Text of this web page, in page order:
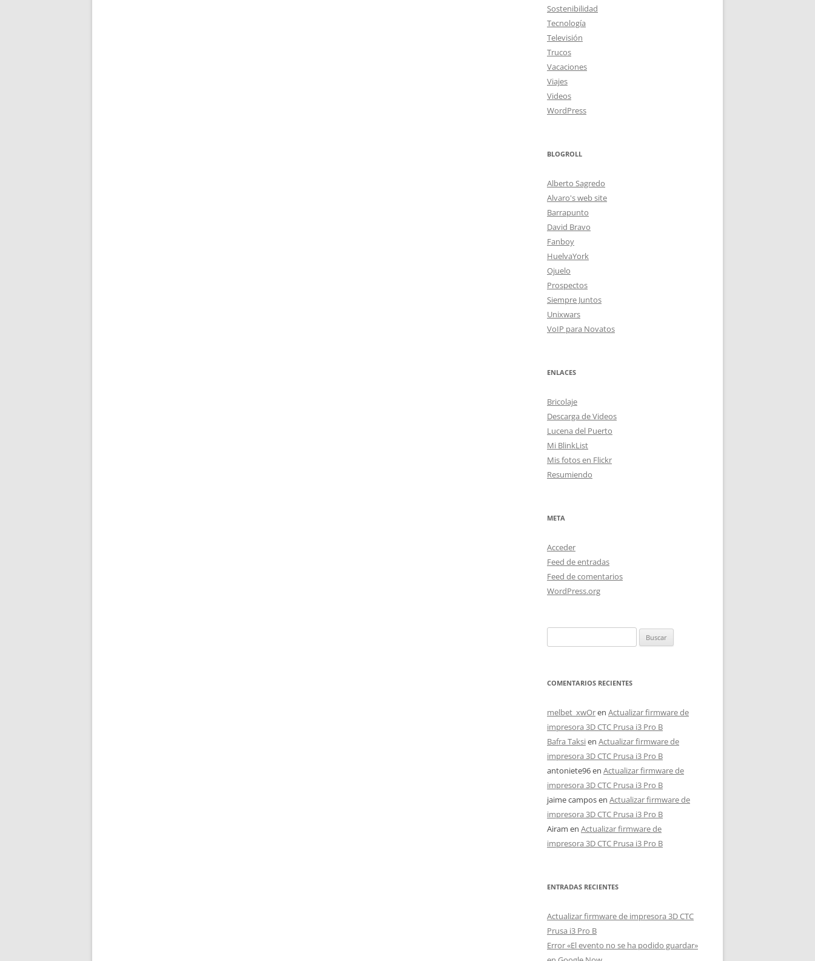
Sostenibilidad
Tecnología
Televisión
Trucos
Vacaciones
Viajes
Videos
WordPress
BLOGROLL
Alberto Sagredo
Alvaro's web site
Barrapunto
David Bravo
Fanboy
HuelvaYork
Ojuelo
Prospectos
Siempre Juntos
Unixwars
VoIP para Novatos
ENLACES
Bricolaje
Descarga de Videos
Lucena del Puerto
Mi BlinkList
Mis fotos en Flickr
Resumiendo
META
Acceder
Feed de entradas
Feed de comentarios
WordPress.org
COMENTARIOS RECIENTES
melbet_xwOren Actualizar firmware de
impresora 3D CTC Prusa i3 Pro B
Bafra Taksien Actualizar firmware de
impresora 3D CTC Prusa i3 Pro B
antoniete96en Actualizar firmware de
impresora 3D CTC Prusa i3 Pro B
jaime camposen Actualizar firmware de
impresora 3D CTC Prusa i3 Pro B
Airam en Actualizar firmware de
impresora 3D CTC Prusa i3 Pro B
ENTRADAS RECIENTES
Actualizar firmware de impresora 3D CTC
Prusa i3 Pro B
Error «El evento no se ha podido guardar»